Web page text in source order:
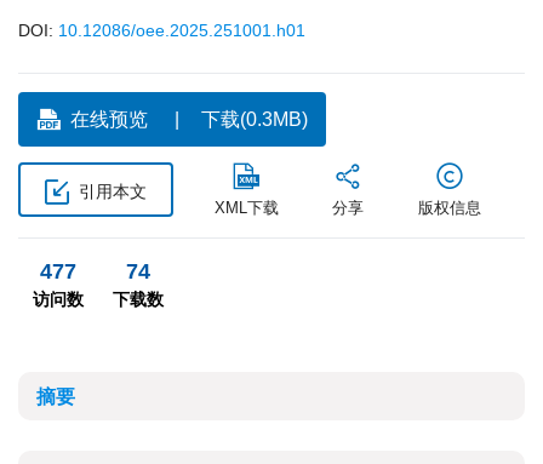
DOI: 10.12086/oee.2025.251001.h01
在线预览 下载(0.3MB)
引用本文
XML下载 分享 版权信息
477
访问数
74
下载数
摘要